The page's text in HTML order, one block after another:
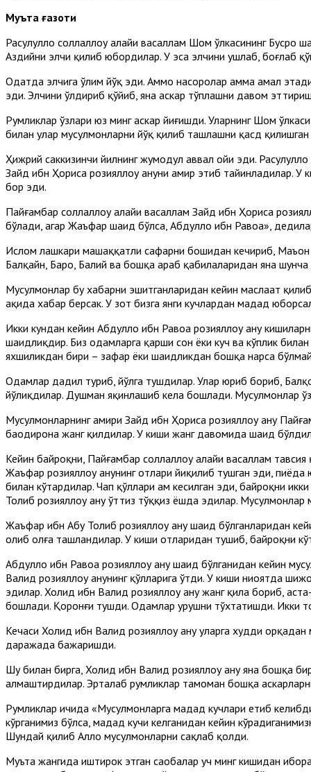
Муъта ғазоти
Расулуллоҳ соллаллоҳу алайҳи васаллам Шом ўлкасининг
Аздийни элчи қилиб юбордилар. У эса элчини ушлаб, боғлаб
Одатда элчига ўлим йўқ эди. Аммо насоролар ҳамма амал
эди. Элчини ўлдириб қўйиб, яна аскар тўплашни давом
Румликлар ўзлари юз минг аскар йиғишди. Уларнинг Шом
билан улар мусулмонларни йўқ қилиб ташлашни қасд
Ҳижрий саккизинчи йилнинг жумодул аввал ойи эди.
Зайд ибн Ҳориса розияллоҳу анҳуни амир этиб тайинладилар. У
бор эди.
Пайғамбар соллаллоҳу алайҳи васаллам Зайд ибн Ҳориса
бўлади, агар Жаъфар шаҳид бўлса, Абдуллоҳ ибн Равоҳа»,
Ислом лашкари машаққатли сафарни бошидан кечириб, Маъон
Балқайн, Баҳро, Балий ва бошқа араб қабилаларидан яна
Мусулмонлар бу хабарни эшитганларидан кейин маслаҳат
ҳақида хабар берсак. У зот бизга янги кучлардан мадад
Икки кундан кейин Абдуллоҳ ибн Равоҳа розияллоҳу анҳу
шаҳидлиқдир. Биз одамларга қарши сон ёки куч ва кўплик
яхшиликдан бири – зафар ёки шаҳидликдан бошқа нарса
Одамлар дадил туриб, йўлга тушдилар. Улар юриб бориб,
йўлиқдилар. Душман яқинлашиб кела бошлади. Мусулмонлар
Мусулмонларнинг амири Зайд ибн Ҳориса розияллоҳу анҳу
баҳодирона жанг қилдилар. У киши жанг давомида шаҳид
Кейин байроқни, Пайғамбар соллаллоҳу алайҳи васаллам
Жаъфар розияллоҳу анҳунинг отлари йиқилиб тушган эди,
билан кўтардилар. Чап қўллари ҳам кесилган эди, байроқни
Толиб розияллоҳу анҳу ўттиз тўққиз ёшда эдилар.
Жаъфар ибн Абу Толиб розияллоҳу анҳу шаҳид бўлганларидан
олиб олға ташландилар. У киши отларидан тушиб, байроқни
Абдуллоҳ ибн Равоҳа розияллоҳу анҳу шаҳид бўлганидан кейин
Валид розияллоҳу анҳунинг қўлларига ўтди. У киши ниҳоятда
эдилар. Холид ибн Валид розияллоҳу анҳу жанг қила бориб,
бошлади. Қоронғи тушди. Одамлар урушни тўхтатишди. Икки
Кечаси Холид ибн Валид розияллоҳу анҳу уларга худди
даражада бажаришди.
Шу билан бирга, Холид ибн Валид розияллоҳу анҳу яна бошқа
алмаштирдилар. Эрталаб румликлар тамоман бошқа
Румликлар ичида «Мусулмонларга мадад кучлари етиб
кўрганимиз бўлса, мадад кучи келганидан кейин
Шундай қилиб Аллоҳ мусулмонларни сақлаб қолди.
Муъта жангида иштирок этган саҳобалар уч минг кишидан